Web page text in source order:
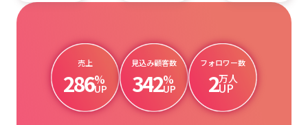
売上
286%
UP
見込み顧客数
342%
UP
フォロワー数
2万人
UP